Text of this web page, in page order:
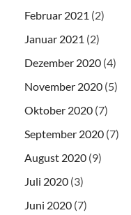
Februar 2021 (2)
Januar 2021 (2)
Dezember 2020 (4)
November 2020 (5)
Oktober 2020 (7)
September 2020 (7)
August 2020 (9)
Juli 2020 (3)
Juni 2020 (7)